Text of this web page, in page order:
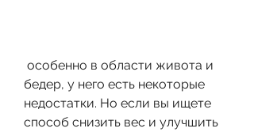
бедер, у него есть некоторые
недостатки. Но если вы ищете
способ снизить вес и улучшить